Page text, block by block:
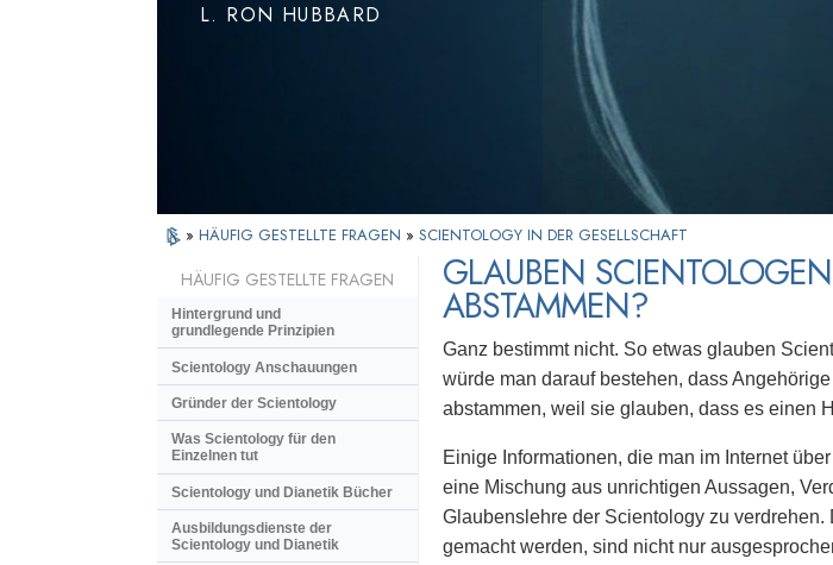
L. RON HUBBARD
» HÄUFIG GESTELLTE FRAGEN » SCIENTOLOGY IN DER GESELLSCHAFT
GLAUBEN
ABSTAMMEN?
Ganz bestimmt nicht. So etwas glauben
würde man darauf bestehen, dass
abstammen, weil sie glauben, dass es einen
Einige Informationen, die man im Internet
eine Mischung aus unrichtigen Aussagen,
Glaubenslehre der Scientology zu
gemacht werden, sind nicht nur
HÄUFIG GESTELLTE FRAGEN
Hintergrund und
grundlegende Prinzipien
Scientology Anschauungen
Gründer der Scientology
Was Scientology für den
Einzelnen tut
Scientology und Dianetik Bücher
Ausbildungsdienste der
Scientology und Dianetik